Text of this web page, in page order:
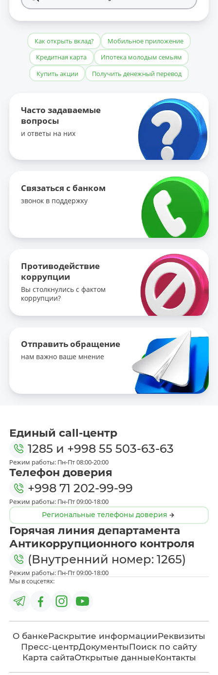
Как открыть вклад?
Мобильное приложение
Кредитная карта
Ипотека молодым семьям
Купить акции
Получить денежный перевод
Часто задаваемые
вопросы
и ответы на них
Связаться с банком
звонок в поддержку
Противодействие
коррупции
Вы столкнулись с фактом
коррупции?
Отправить обращение
нам важно ваше мнение
Единый call-центр
1285 и +998 55 503-63-63
Режим работы: Пн-Пт 08:00-20:00
Телефон доверия
+998 71 202-99-99
Режим работы: Пн-Пт 09:00-18:00
Региональные телефоны доверия
Горячая линия департамента
Антикоррупционного контроля
(Внутренний номер: 1265)
Режим работы: Пн-Пт 09:00-18:00
Мы в соцсетях:
О банкеРаскрытие информацииРеквизиты
Пресс-центрДокументыПоиск по сайту
Карта сайтаОткрытые данныеКонтакты